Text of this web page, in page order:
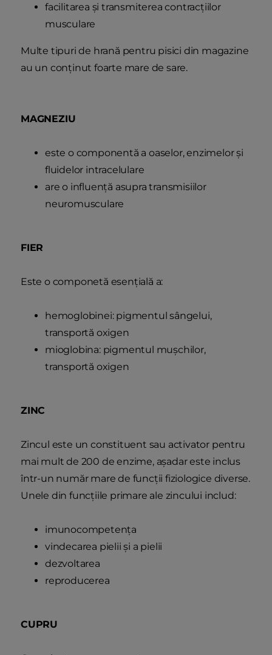
facilitarea și transmiterea contracțiilor
musculare
Multe tipuri de hrană pentru pisici din magazine
au un conținut foarte mare de sare.
MAGNEZIU
este o componentă a oaselor, enzimelor și
fluidelor intracelulare
are o influență asupra transmisiilor
neuromusculare
FIER
Este o componetă esențială a:
hemoglobinei: pigmentul sângelui,
transportă oxigen
mioglobina: pigmentul mușchilor,
transportă oxigen
ZINC
Zincul este un constituent sau activator pentru
mai mult de 200 de enzime, așadar este inclus
într-un număr mare de funcții fiziologice diverse.
Unele din funcțiile primare ale zincului includ:
imunocompetența
vindecarea pielii și a pielii
dezvoltarea
reproducerea
CUPRU